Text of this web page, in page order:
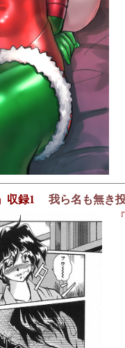
収録1
我ら名も無き